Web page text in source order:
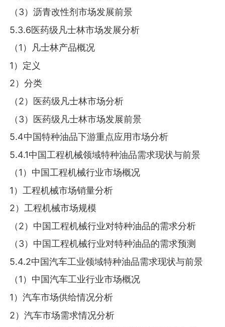
（3）沥青改性剂市场发展前景
5.3.6医药级凡士林市场发展分析
（1）凡士林产品概况
1）定义
2）分类
（2）医药级凡士林市场分析
（3）医药级凡士林市场发展前景
5.4中国特种油品下游重点应用市场分析
5.4.1中国工程机械领域特种油品需求现状与前景
（1）中国工程机械行业市场概况
1）工程机械市场销量分析
2）工程机械市场规模
（2）中国工程机械行业对特种油品的需求分析
（3）中国工程机械行业对特种油品的需求预测
5.4.2中国汽车工业领域特种油品需求现状与前景
（1）中国汽车工业行业市场概况
1）汽车市场供给情况分析
2）汽车市场需求情况分析